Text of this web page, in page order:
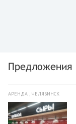
Предложения
АРЕНДА , ЧЕЛЯБИНСК